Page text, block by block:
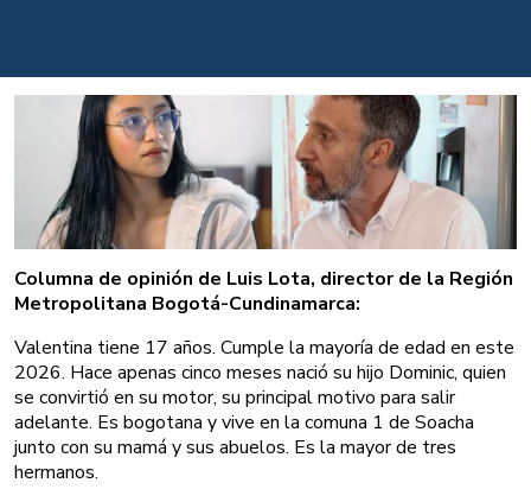
Columna de opinión de Luis Lota, director de la Región
Metropolitana Bogotá-Cundinamarca:
Valentina tiene 17 años. Cumple la mayoría de edad en este
2026. Hace apenas cinco meses nació su hijo Dominic, quien
se convirtió en su motor, su principal motivo para salir
adelante. Es bogotana y vive en la comuna 1 de Soacha
junto con su mamá y sus abuelos. Es la mayor de tres
hermanos.